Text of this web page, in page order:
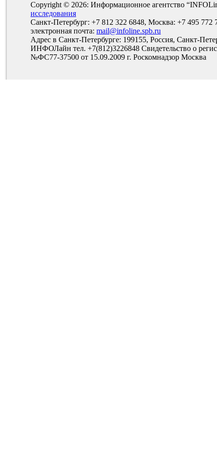
Copyright © 2026: Информационное агентство
исследования
Санкт-Петербург: +7 812 322 6848, Москва: +7 495 772
электронная почта: mail@infoline.spb.ru
Адрес в Санкт-Петербурге: 199155, Россия, Санкт-
ИНФОЛайн тел. +7(812)3226848 Свидетельство о
№ФС77-37500 от 15.09.2009 г. Роскомнадзор Москва